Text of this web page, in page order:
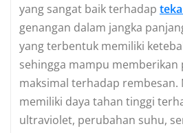
yang sangat baik terhadap
genangan dalam jangka
yang terbentuk memiliki
sehingga mampu memberikan
maksimal terhadap rembesan.
memiliki daya tahan tinggi
ultraviolet, perubahan suhu,